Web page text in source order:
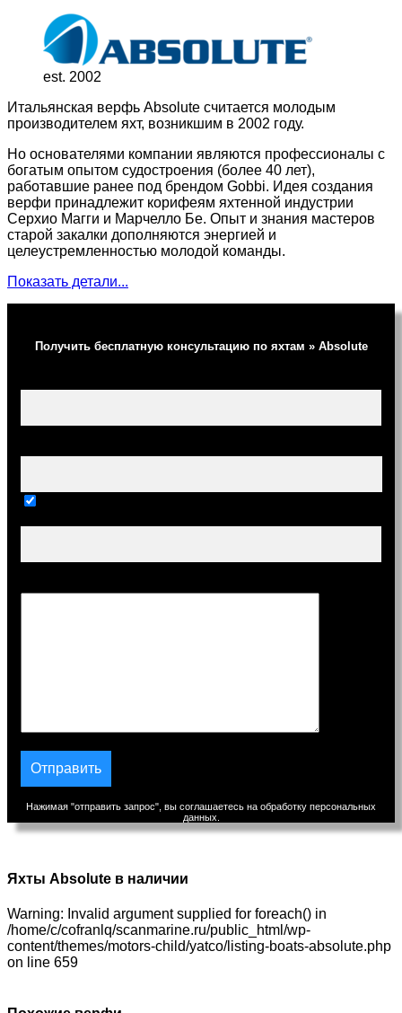
est. 2002
Итальянская верфь Absolute считается молодым
производителем яхт, возникшим в 2002 году.
Но основателями компании являются профессионалы с
богатым опытом судостроения (более 40 лет),
работавшие ранее под брендом Gobbi. Идея создания
верфи принадлежит корифеям яхтенной индустрии
Серхио Магги и Марчелло Бе. Опыт и знания мастеров
старой закалки дополняются энергией и
целеустремленностью молодой команды.
Показать детали...
Получить бесплатную консультацию по яхтам » Absolute
Нажимая "отправить запрос", вы соглашаетесь на обработку персональных
данных.
Яхты Absolute в наличии
Warning: Invalid argument supplied for foreach() in
/home/c/cofranlq/scanmarine.ru/public_html/wp-
content/themes/motors-child/yatco/listing-boats-absolute.php
on line 659